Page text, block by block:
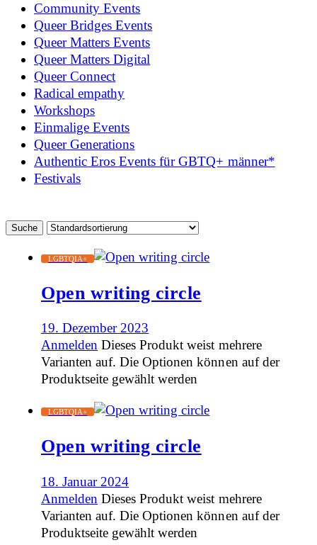
Community Events
Queer Bridges Events
Queer Matters Events
Queer Matters Digital
Queer Connect
Radical empathy
Workshops
Einmalige Events
Queer Generations
Authentic Eros Events für GBTQ+ männer*
Festivals
LGBTQIA+
Open writing circle
19. Dezember 2023
Anmelden Dieses Produkt weist mehrere
Varianten auf. Die Optionen können auf der
Produktseite gewählt werden
LGBTQIA+
Open writing circle
18. Januar 2024
Anmelden Dieses Produkt weist mehrere
Varianten auf. Die Optionen können auf der
Produktseite gewählt werden